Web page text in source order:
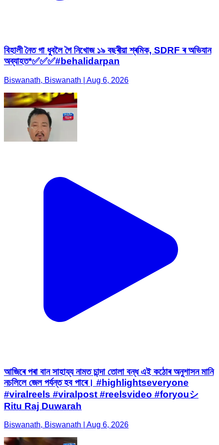
বিহালী নৈত গা ধুবলৈ গৈ নিখোজ ১৯ বছৰীয়া শ্ৰমিক, SDRF ৰ অভিযান
অব্যাহত*✅✅✅#behalidarpan
Biswanath, Biswanath | Aug 6, 2026
আজিৰে পৰা বান সাহায্য নামত চান্দা তোলা বন্ধ এই কঠোৰ অনুশাসন মানি
নচলিলে জেল পৰ্যন্ত হব পাৰে। #highlightseveryone
#viralreels #viralpost #reelsvideo #foryouシ
Ritu Raj Duwarah
Biswanath, Biswanath | Aug 6, 2026